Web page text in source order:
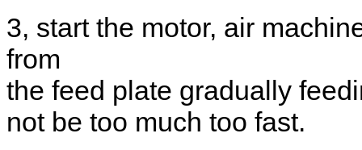
3, start the motor, air
from
the feed plate gradually
not be too much too fast.